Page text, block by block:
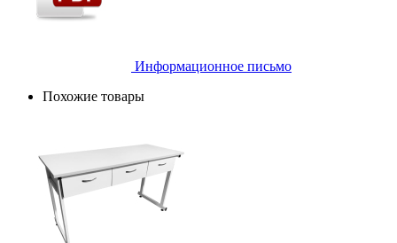
Информационное письмо
Похожие товары